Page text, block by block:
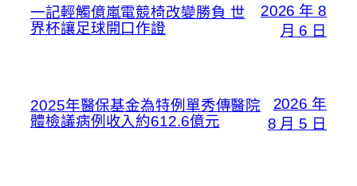
一記輕觸億嵐電競椅改變勝負 世
界杯讓足球開口作證
2026 年 8
月 6 日
2025年醫保基金為特例單秀傳醫院
體檢議病例收入約612.6億元
2026 年
8 月 5 日